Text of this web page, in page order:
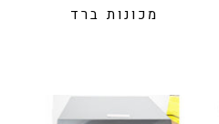
מכונות ברד